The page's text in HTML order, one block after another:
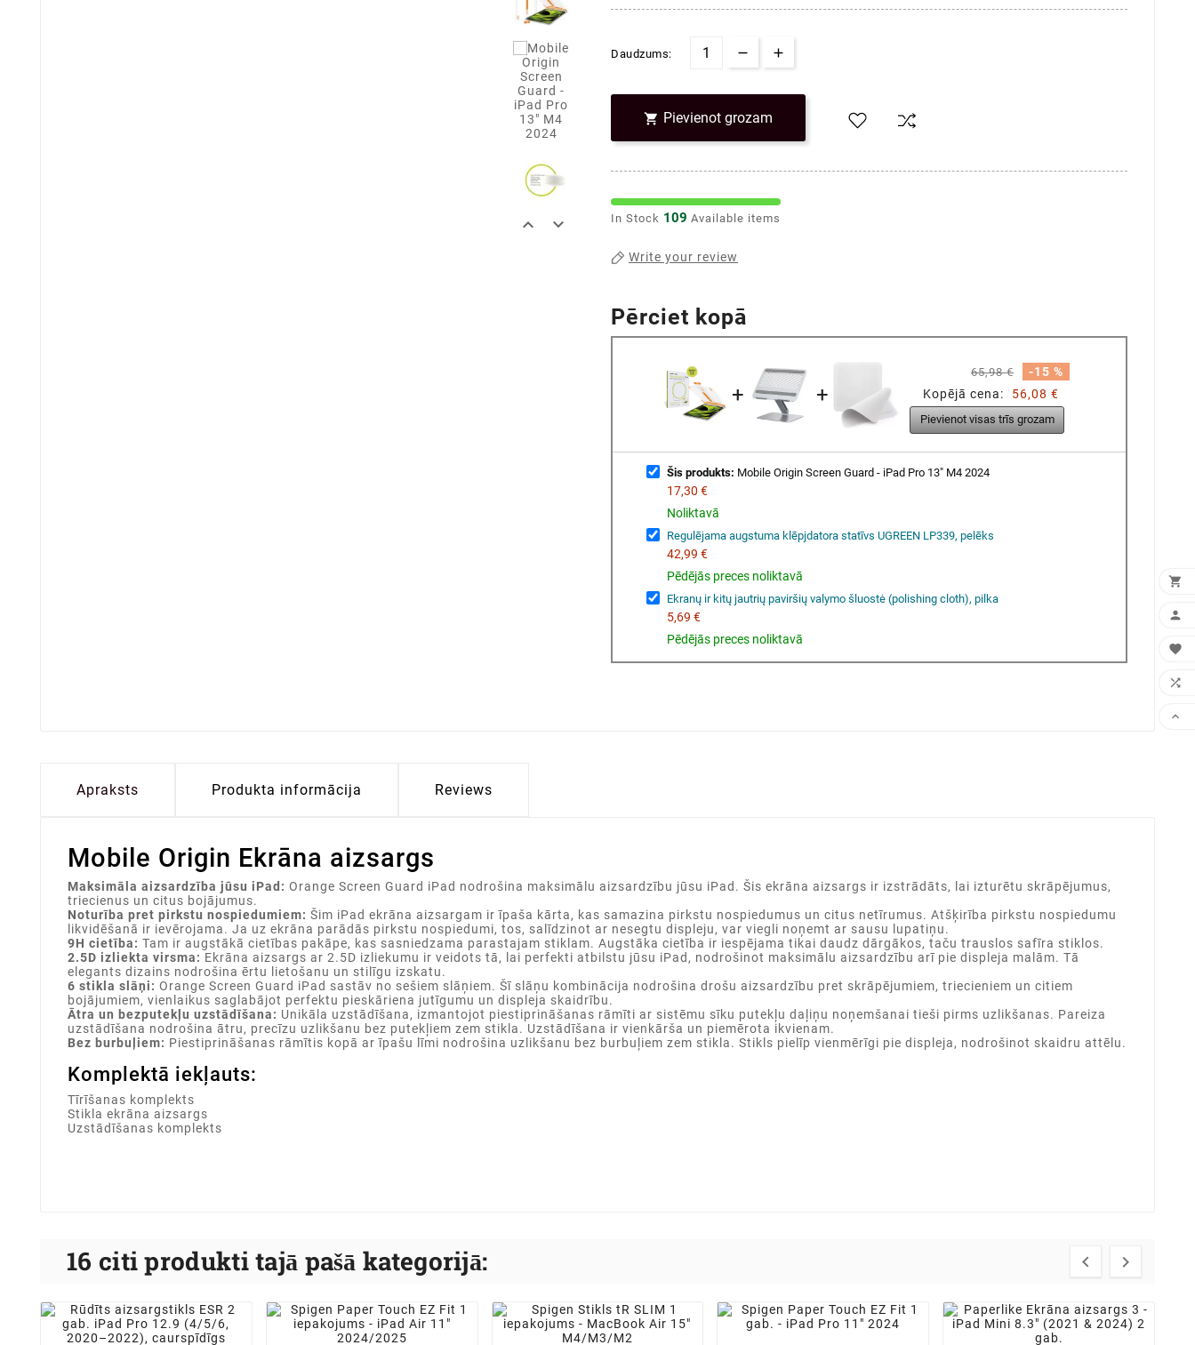
 
Daudzums:
 Pievienot grozam
In Stock 109 Available items
Write your review
Pērciet kopā
+ +
65,98 €
-15 %
Kopējā cena:
56,08 €
Pievienot visas trīs grozam
Šis produkts: Mobile Origin Screen Guard - iPad Pro 13" M4 2024
17,30 €
Noliktavā
Regulējama augstuma klēpjdatora statīvs UGREEN LP339, pelēks
42,99 €
Pēdējās preces noliktavā
Ekranų ir kitų jautrių paviršių valymo šluostė (polishing cloth), pilka
5,69 €
Pēdējās preces noliktavā
Apraksts Produkta informācija Reviews
Mobile Origin Ekrāna aizsargs
Maksimāla aizsardzība jūsu iPad: Orange Screen Guard iPad nodrošina maksimālu aizsardzību jūsu iPad. Šis ekrāna aizsargs ir izstrādāts, lai izturētu skrāpējumus,
triecienus un citus bojājumus.
Noturība pret pirkstu nospiedumiem: Šim iPad ekrāna aizsargam ir īpaša kārta, kas samazina pirkstu nospiedumus un citus netīrumus. Atšķirība pirkstu nospiedumu
likvidēšanā ir ievērojama. Ja uz ekrāna parādās pirkstu nospiedumi, tos, salīdzinot ar nesegtu displeju, var viegli noņemt ar sausu lupatiņu.
9H cietība: Tam ir augstākā cietības pakāpe, kas sasniedzama parastajam stiklam. Augstāka cietība ir iespējama tikai daudz dārgākos, taču trauslos safīra stiklos.
2.5D izliekta virsma: Ekrāna aizsargs ar 2.5D izliekumu ir veidots tā, lai perfekti atbilstu jūsu iPad, nodrošinot maksimālu aizsardzību arī pie displeja malām. Tā
elegants dizains nodrošina ērtu lietošanu un stilīgu izskatu.
6 stikla slāņi: Orange Screen Guard iPad sastāv no sešiem slāņiem. Šī slāņu kombinācija nodrošina drošu aizsardzību pret skrāpējumiem, triecieniem un citiem
bojājumiem, vienlaikus saglabājot perfektu pieskāriena jutīgumu un displeja skaidrību.
Ātra un bezputekļu uzstādīšana: Unikāla uzstādīšana, izmantojot piestiprināšanas rāmīti ar sistēmu sīku putekļu daļiņu noņemšanai tieši pirms uzlikšanas. Pareiza
uzstādīšana nodrošina ātru, precīzu uzlikšanu bez putekļiem zem stikla. Uzstādīšana ir vienkārša un piemērota ikvienam.
Bez burbuļiem: Piestiprināšanas rāmītis kopā ar īpašu līmi nodrošina uzlikšanu bez burbuļiem zem stikla. Stikls pielīp vienmērīgi pie displeja, nodrošinot skaidru attēlu.
Komplektā iekļauts:
Tīrīšanas komplekts
Stikla ekrāna aizsargs
Uzstādīšanas komplekts
16 citi produkti tajā pašā kategorijā:  




